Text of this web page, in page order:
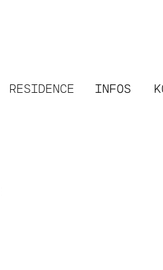
RESIDENCE INFOS